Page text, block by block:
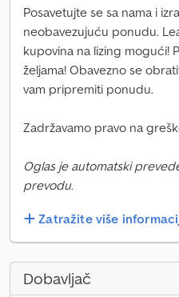
Posavetujte se sa nama i
neobavezujuću ponudu.
kupovina na lizing mogući!
željama! Obavezno se
vam pripremiti ponudu.
Zadržavamo pravo na
Oglas je automatski
prevodu.
Zatražite više
Dobavljač